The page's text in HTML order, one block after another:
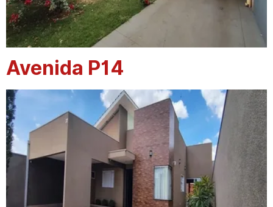
Avenida P14